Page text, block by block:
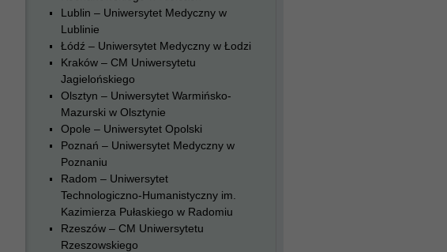
Lublin – Uniwersytet Medyczny w
Lublinie
Łódź – Uniwersytet Medyczny w Łodzi
Kraków – CM Uniwersytetu
Jagielońskiego
Olsztyn – Uniwersytet Warmińsko-
Mazurski w Olsztynie
Opole – Uniwersytet Opolski
Poznań – Uniwersytet Medyczny w
Poznaniu
Radom – Uniwersytet
Technologiczno-Humanistyczny im.
Kazimierza Pułaskiego w Radomiu
Rzeszów – CM Uniwersytetu
Rzeszowskiego